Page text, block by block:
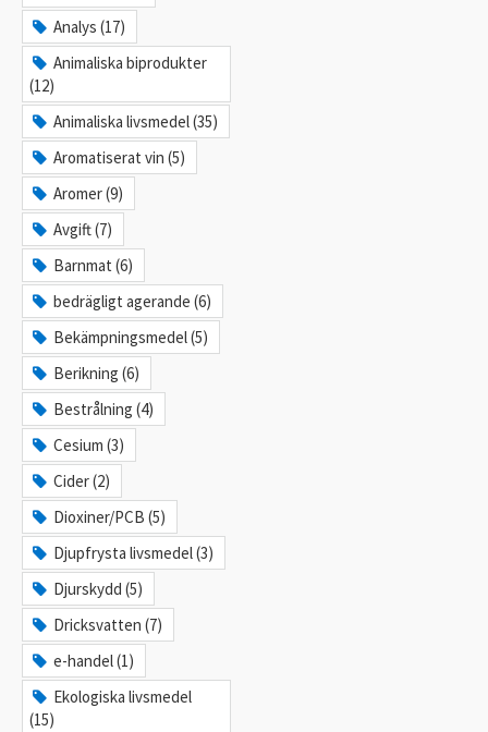
Analys (17)
Animaliska biprodukter
(12)
Animaliska livsmedel (35)
Aromatiserat vin (5)
Aromer (9)
Avgift (7)
Barnmat (6)
bedrägligt agerande (6)
Bekämpningsmedel (5)
Berikning (6)
Bestrålning (4)
Cesium (3)
Cider (2)
Dioxiner/PCB (5)
Djupfrysta livsmedel (3)
Djurskydd (5)
Dricksvatten (7)
e-handel (1)
Ekologiska livsmedel
(15)